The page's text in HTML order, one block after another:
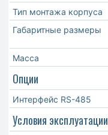
Тип монтажа корпуса
Габаритные размеры
Масса
Опции
Интерфейс RS-485
Условия эксплуатации